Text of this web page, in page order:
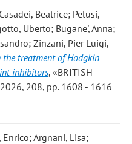
Beatrice; Pelusi,
Uberto; Bugane', Anna;
Zinzani, Pier Luigi,
the treatment of Hodgkin
inhibitors, «BRITISH
2026, 208, pp. 1608 - 1616
Argnani, Lisa;